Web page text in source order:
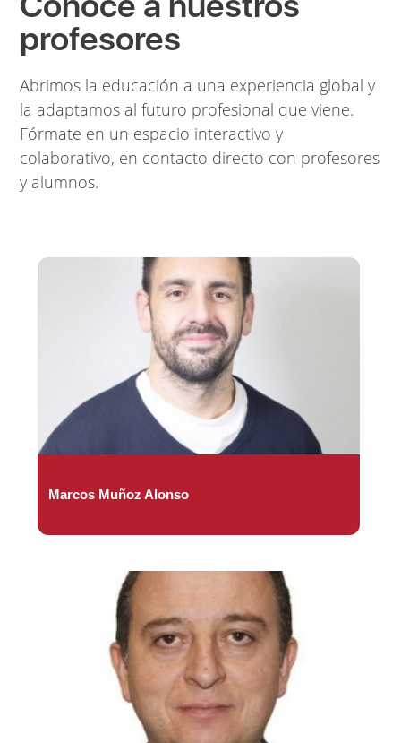
profesores
Abrimos la educación a una experiencia global y
la adaptamos al futuro profesional que viene.
Fórmate en un espacio interactivo y
colaborativo, en contacto directo con profesores
y alumnos.
Marcos Muñoz Alonso